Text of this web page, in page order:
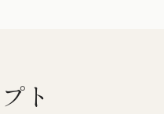
ト